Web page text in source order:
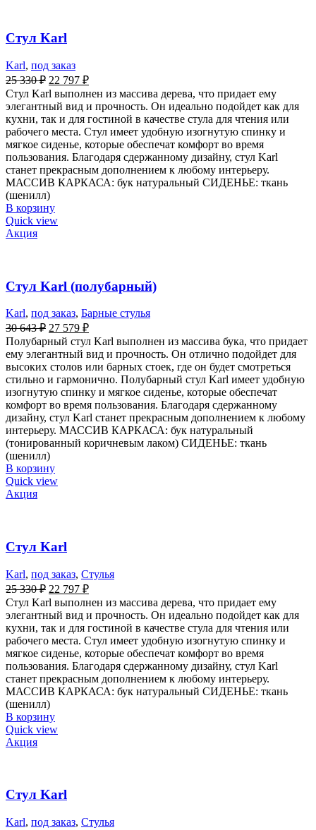
Стул Karl
Karl, под заказ
25 330₽ 22 797 ₽
Стул Karl выполнен из массива дерева, что придает ему
элегантный вид и прочность. Он идеально подойдет как для
кухни, так и для гостиной в качестве стула для чтения или
рабочего места. Стул имеет удобную изогнутую спинку и
мягкое сиденье, которые обеспечат комфорт во время
пользования. Благодаря сдержанному дизайну, стул Karl
станет прекрасным дополнением к любому интерьеру.
МАССИВ КАРКАСА: бук натуральный СИДЕНЬЕ: ткань
(шенилл)
В корзину
Quick view
Акция
Стул Karl (полубарный)
Karl, под заказ, Барные стулья
30 643₽ 27 579 ₽
Полубарный стул Karl выполнен из массива бука, что придает
ему элегантный вид и прочность. Он отлично подойдет для
высоких столов или барных стоек, где он будет смотреться
стильно и гармонично. Полубарный стул Karl имеет удобную
изогнутую спинку и мягкое сиденье, которые обеспечат
комфорт во время пользования. Благодаря сдержанному
дизайну, стул Karl станет прекрасным дополнением к любому
интерьеру. МАССИВ КАРКАСА: бук натуральный
(тонированный коричневым лаком) СИДЕНЬЕ: ткань
(шенилл)
В корзину
Quick view
Акция
Стул Karl
Karl, под заказ, Стулья
25 330₽ 22 797 ₽
Стул Karl выполнен из массива дерева, что придает ему
элегантный вид и прочность. Он идеально подойдет как для
кухни, так и для гостиной в качестве стула для чтения или
рабочего места. Стул имеет удобную изогнутую спинку и
мягкое сиденье, которые обеспечат комфорт во время
пользования. Благодаря сдержанному дизайну, стул Karl
станет прекрасным дополнением к любому интерьеру.
МАССИВ КАРКАСА: бук натуральный СИДЕНЬЕ: ткань
(шенилл)
В корзину
Quick view
Акция
Стул Karl
Karl, под заказ, Стулья